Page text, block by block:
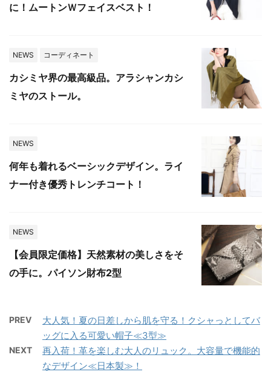
に！ムートンＷフェイスベスト！
NEWS コーディネート
カシミヤ界の最高級品。アラシャンカシ
ミヤのストール。
NEWS
何年も着れるベーシックデザイン。ライ
ナー付き優秀トレンチコート！
NEWS
【会員限定価格】天然素材の美しさをそ
の手に。パイソン財布2型
PREV
大人気！夏の日差しから肌を守る！クシャっとしてバ
ッグに入る可愛い帽子≪3型≫
NEXT
再入荷！革を楽しむ大人のリュック。大容量で機能的
なデザイン≪日本製≫！